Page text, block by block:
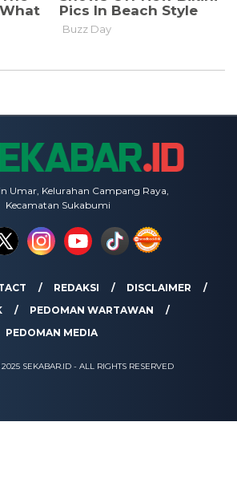
Umar, Kelurahan Campang Raya,
Kecamatan Sukabumi
REDAKSI
DISCLAIMER
PEDOMAN WARTAWAN
PEDOMAN MEDIA
SEKABAR.ID - ALL RIGHTS RESERVED